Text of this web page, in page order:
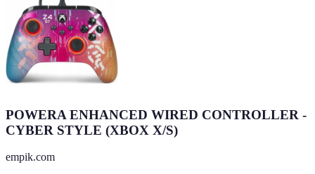
POWERA ENHANCED WIRED CONTROLLER -
CYBER STYLE (XBOX X/S)
empik.com